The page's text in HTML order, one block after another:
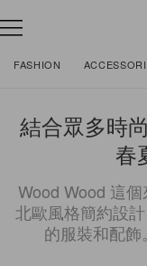
FASHION
結合眾多時
春
Wood Wood 這
北歐風格簡約設
的服裝和配